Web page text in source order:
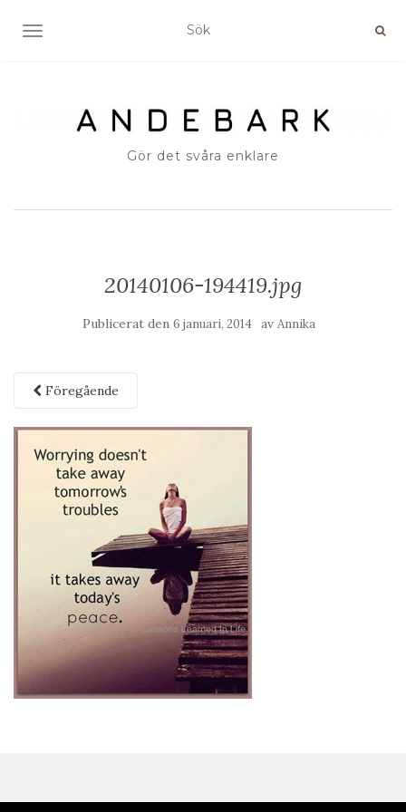
SLÅ PÅ/AV NAVIGERING
Gör det svåra enklare
20140106-194419.jpg
Publicerat den 6 januari, 2014 av Annika
Föregående